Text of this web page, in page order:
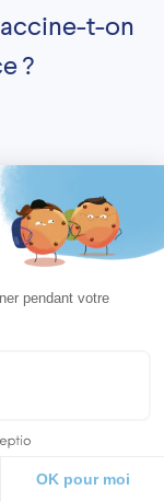
t-on
?